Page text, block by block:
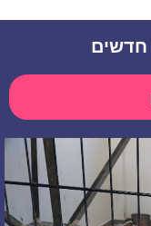
חדשים